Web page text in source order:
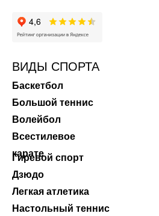
ВИДЫ СПОРТА
Баскетбол
Большой теннис
Волейбол
Всестилевое
карате
Гиревой спорт
Дзюдо
Легкая атлетика
Настольный теннис